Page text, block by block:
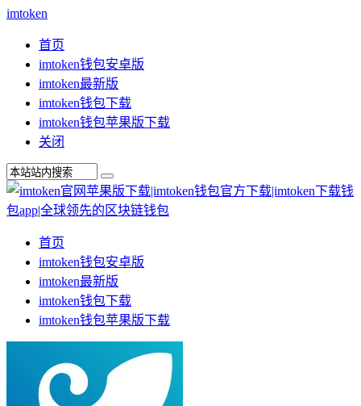
imtoken
首页
imtoken钱包安卓版
imtoken最新版
imtoken钱包下载
imtoken钱包苹果版下载
关闭
首页
imtoken钱包安卓版
imtoken最新版
imtoken钱包下载
imtoken钱包苹果版下载